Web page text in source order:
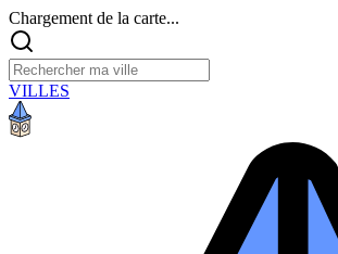
Chargement de la carte...
VILLES